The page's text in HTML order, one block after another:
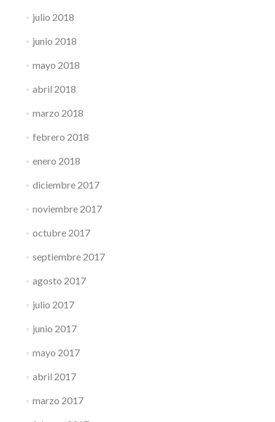
julio 2018
junio 2018
mayo 2018
abril 2018
marzo 2018
febrero 2018
enero 2018
diciembre 2017
noviembre 2017
octubre 2017
septiembre 2017
agosto 2017
julio 2017
junio 2017
mayo 2017
abril 2017
marzo 2017